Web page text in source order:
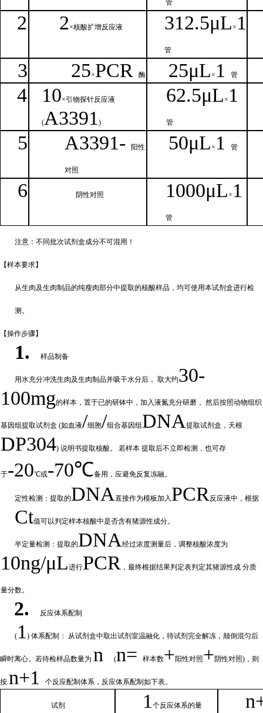
管
2 2×核酸扩增反应液 312.5μL × 1
管
3 25×PCR 酶 25μL × 1 管
4 10×引物探针反应液
(A3391)
62.5μL × 1
管
5 A3391- 阳性
对照
50μL × 1管
6 阴性对照 1000μL × 1
管
注意：不同批次试剂盒成分不可混用！
【样本要求】
从生肉及生肉制品的纯瘦肉部分中提取的核酸样品，均可使用本试剂盒进行检
测。
【操作步骤】
1. 样品制备
用水充分冲洗生肉及生肉制品并吸干水分后， 取大约30-
100mg的样本，置于已的研钵中，加入液氮充分研磨， 然后按照动物组织
基因组提取试剂盒 (如血液/细胞/组合基因组 DNA提取试剂盒，天根
DP304) 说明书提取核酸。 若样本 提取后不立即检测，也可存
于-20℃或-70℃备用，应避免反复冻融。
定性检测：提取的DNA直接作为模板加入 PCR反应液中，根据
Ct值可以判定样本核酸中是否含有猪源性成分。
半定量检测：提取的DNA经过浓度测量后，调整核酸浓度为
10ng/μL进行PCR，最终根据结果判定表判定其猪源性成 分质
量分数。
2. 反应体系配制
(1 ) 体系配制： 从试剂盒中取出试剂室温融化，待试剂完全解冻，颠倒混匀后
瞬时离心。若待检样品数量为 n(n=样本数+阳性对照+阴性对照)，则
按n+1个反应配制体系，反应体系配制如下表。
试剂 1 个反应体系的量